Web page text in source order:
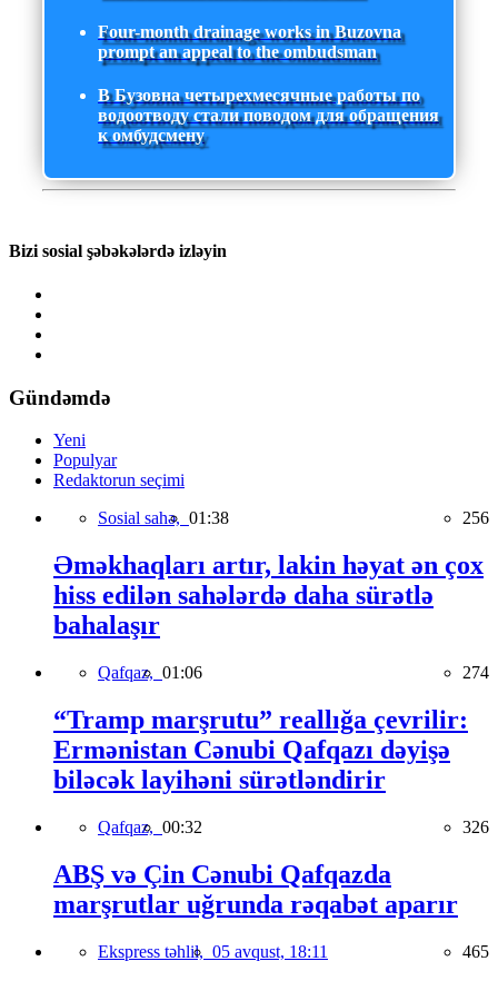
Four-month drainage works in Buzovna
prompt an appeal to the ombudsman
В Бузовна четырехмесячные работы по
водоотводу стали поводом для обращения
к омбудсмену
Bizi sosial şəbəkələrdə izləyin
Gündəmdə
Yeni
Populyar
Redaktorun seçimi
Sosial sahə, 01:38 256
Əməkhaqları artır, lakin həyat ən çox
hiss edilən sahələrdə daha sürətlə
bahalaşır
Qafqaz, 01:06 274
“Tramp marşrutu” reallığa çevrilir:
Ermənistan Cənubi Qafqazı dəyişə
biləcək layihəni sürətləndirir
Qafqaz, 00:32 326
ABŞ və Çin Cənubi Qafqazda
marşrutlar uğrunda rəqabət aparır
Ekspress təhlil, 05 avqust, 18:11 465